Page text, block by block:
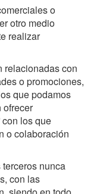
o
otro medio
realizar
relacionadas con
o promociones,
que podamos
ofrecer
con los que
o colaboración
nunca
con las